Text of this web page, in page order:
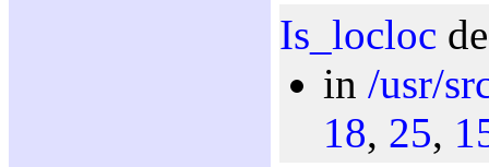
Is_locloc
in /usr/
18, 25,